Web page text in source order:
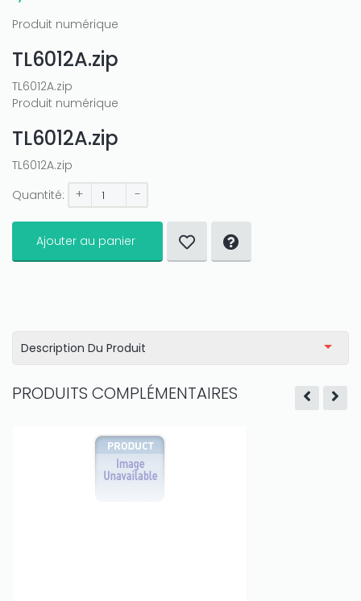
Produit numérique
TL6012A.zip
TL6012A.zip
Produit numérique
TL6012A.zip
TL6012A.zip
Quantité:
+ -
Ajouter au panier
Description Du Produit
PRODUITS COMPLÉMENTAIRES
amount on your credits!